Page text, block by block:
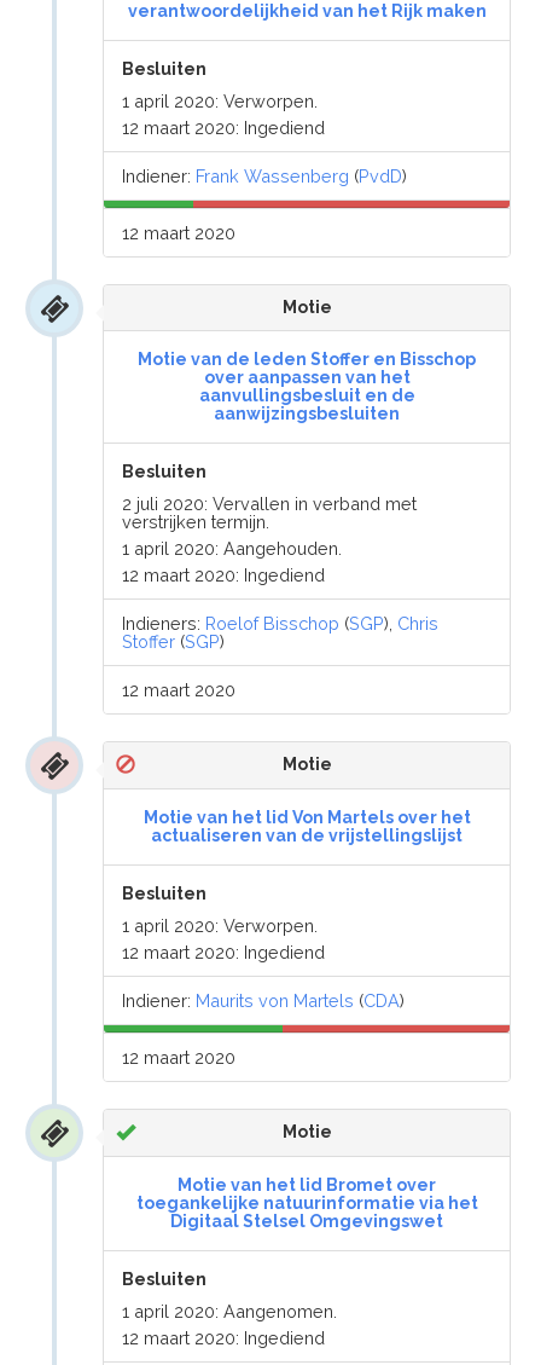
verantwoordelijkheid van het Rijk maken
Besluiten
1 april 2020: Verworpen.
12 maart 2020: Ingediend
Indiener: Frank Wassenberg (PvdD)
12 maart 2020
Motie
Motie van de leden Stoffer en Bisschop
over aanpassen van het
aanvullingsbesluit en de
aanwijzingsbesluiten
Besluiten
2 juli 2020: Vervallen in verband met
verstrijken termijn.
1 april 2020: Aangehouden.
12 maart 2020: Ingediend
Indieners: Roelof Bisschop (SGP), Chris
Stoffer (SGP)
12 maart 2020
Motie
Motie van het lid Von Martels over het
actualiseren van de vrijstellingslijst
Besluiten
1 april 2020: Verworpen.
12 maart 2020: Ingediend
Indiener: Maurits von Martels (CDA)
12 maart 2020
Motie
Motie van het lid Bromet over
toegankelijke natuurinformatie via het
Digitaal Stelsel Omgevingswet
Besluiten
1 april 2020: Aangenomen.
12 maart 2020: Ingediend